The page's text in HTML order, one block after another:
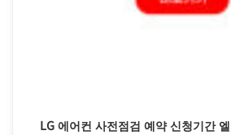
LG 에어컨 사전점검 예약 신청기간